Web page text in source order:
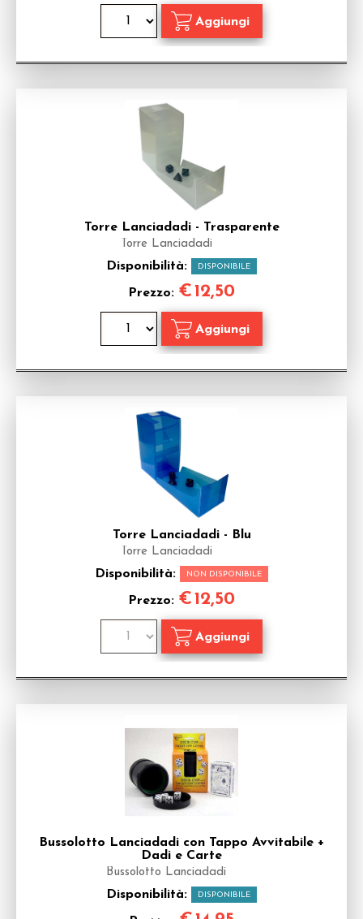
Torre Lanciadadi - Trasparente
Torre Lanciadadi
Disponibilità: DISPONIBILE
Prezzo: €12,50
Torre Lanciadadi - Blu
Torre Lanciadadi
Disponibilità: NON DISPONIBILE
Prezzo: €12,50
Bussolotto Lanciadadi con Tappo Avvitabile +
Dadi e Carte
Bussolotto Lanciadadi
Disponibilità: DISPONIBILE